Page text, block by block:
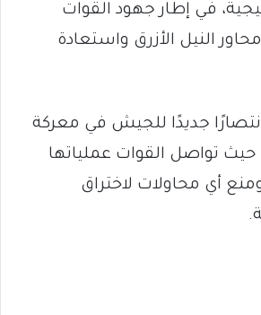
في إطار جهود القوات
النيل الأزرق واستعادة
جديدًا للجيش في معركة
حيث تواصل القوات عملياتها
أي محاولات لاختراق